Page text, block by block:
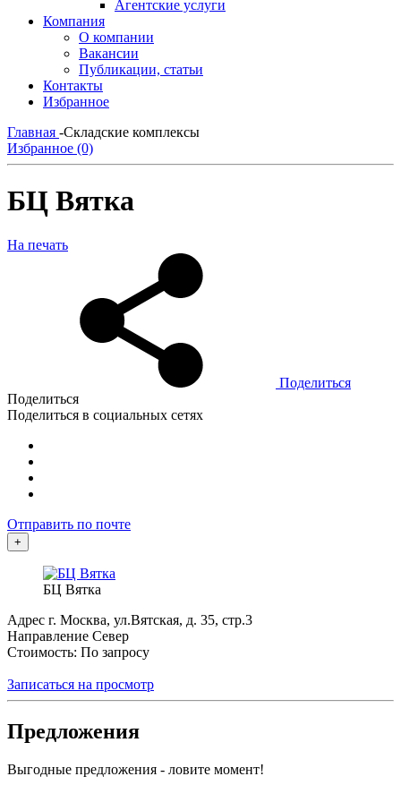
Агентские услуги
Компания
О компании
Вакансии
Публикации, статьи
Контакты
Избранное
Главная -Складские комплексы
Избранное (0)
БЦ Вятка
На печать
Поделиться
Поделиться
Поделиться в социальных сетях
Отправить по почте
+
БЦ Вятка
Адрес г. Москва, ул.Вятская, д. 35, стр.3
Направление Север
Стоимость: По запросу
Записаться на просмотр
Предложения
Выгодные предложения - ловите момент!